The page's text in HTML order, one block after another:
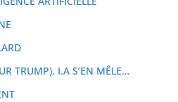
TRUMP), I.A S’EN MÊLE…